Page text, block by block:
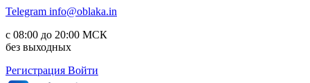
Telegram info@oblaka.in
с 08:00 до 20:00 МСК
без выходных
Регистрация Войти